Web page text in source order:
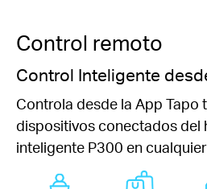
Control remoto
Control Inteligente
Controla desde la App Tapo
dispositivos conectados del
inteligente P300 en